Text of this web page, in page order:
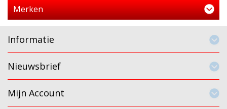
Merken
Informatie
Nieuwsbrief
Mijn Account